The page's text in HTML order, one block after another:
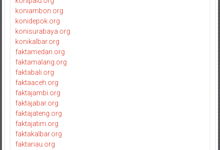
koniambon.org
konidepok.org
konisurabaya.org
konikalbar.org
faktamedan.org
faktamalang.org
faktabali.org
faktaaceh.org
faktajambi.org
faktajabar.org
faktajateng.org
faktajatim.org
faktakalbar.org
faktariau.org